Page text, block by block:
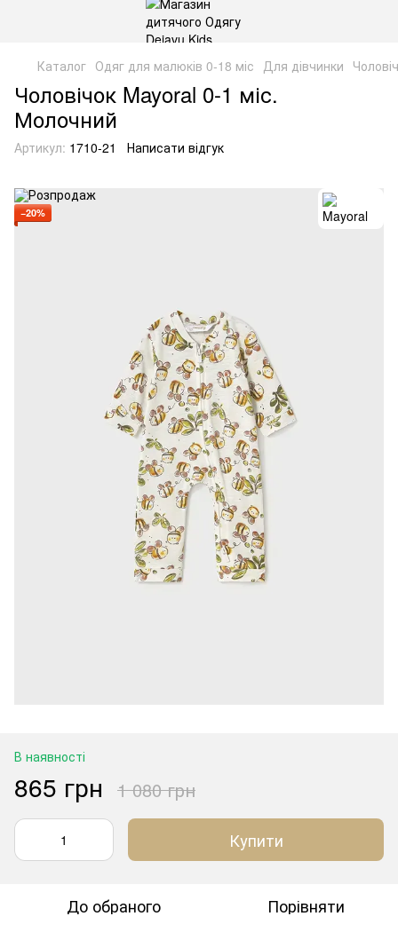
Каталог Одяг для малюків 0-18 міс Для дівчинки
Чоловічок Mayoral 0-1 міс.
Молочний
Артикул: 1710-21 Написати відгук
−20%
В наявності
865 грн 1 080 грн
Купити
До обраного Порівняти